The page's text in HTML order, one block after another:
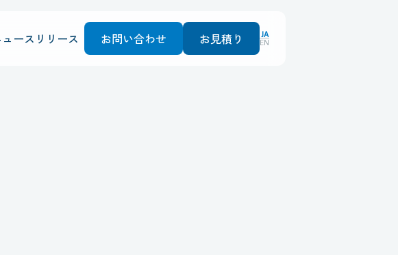
ュースリリース お問い合わせ お見積り EN
JA